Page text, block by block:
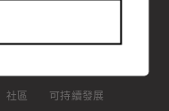
Untapped
社區
可持續發展